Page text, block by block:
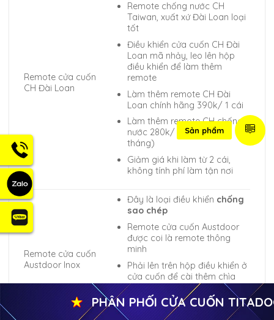
Remote cửa cuốn
CH Đài Loan
Remote chống nước CH
Taiwan, xuất xứ Đài Loan loại
tốt
Điều khiển cửa cuốn CH Đài
Loan mã nhảy, leo lên hộp
điều khiển để làm thêm
remote
Làm thêm remote CH Đài
Loan chính hãng 390k/ 1 cái
Làm thêm remote CH chống
nước 280k/ 1 cái (BH 12
tháng)
Giảm giá khi làm từ 2 cái,
không tính phí làm tận nơi
Remote cửa cuốn
Austdoor Inox
Đây là loại điều khiển chống
sao chép
Remote cửa cuốn Austdoor
được coi là remote thông
minh
Phải lên trên hộp điều khiển ở
cửa cuốn để cài thêm chìa
Chi phí làm thêm chìa tất
cả 300,000
PHÂN PHỐI CỬA CUỐN TITADOOR,
Sản phẩm